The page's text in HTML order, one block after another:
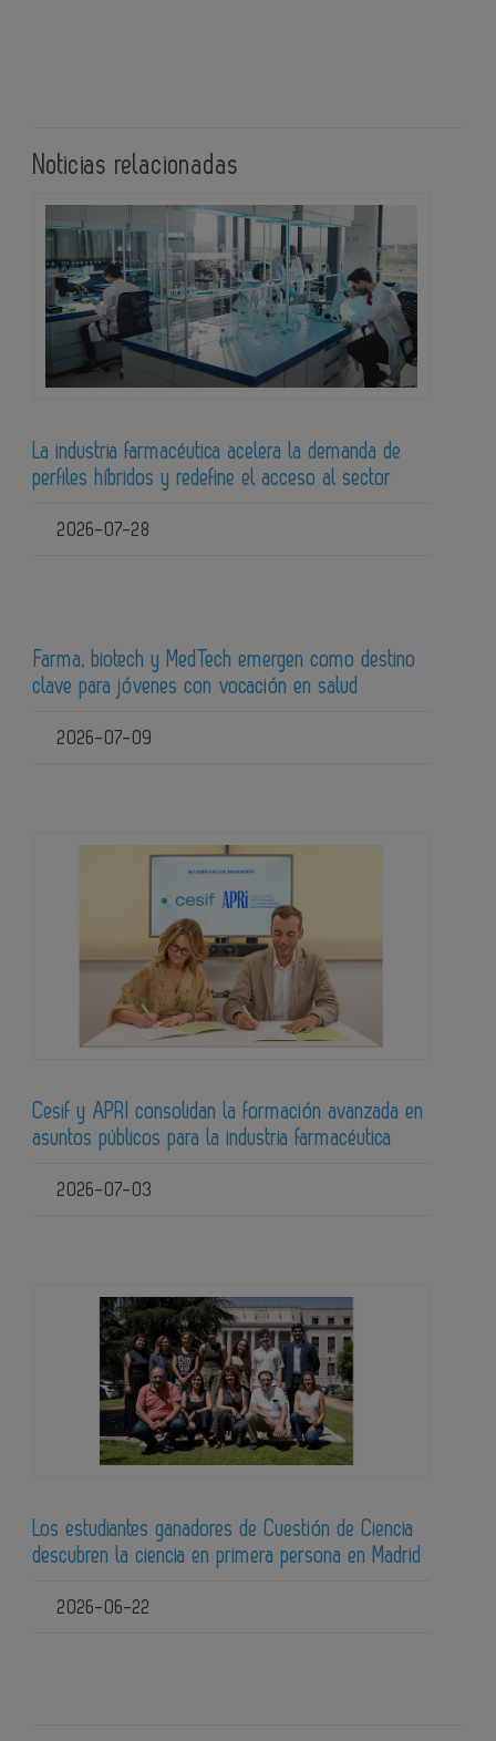
Noticias relacionadas
La industria farmacéutica acelera la demanda de
perfiles híbridos y redefine el acceso al sector
2026-07-28
Farma, biotech y MedTech emergen como destino
clave para jóvenes con vocación en salud
2026-07-09
Cesif y APRI consolidan la formación avanzada en
asuntos públicos para la industria farmacéutica
2026-07-03
Los estudiantes ganadores de Cuestión de Ciencia
descubren la ciencia en primera persona en Madrid
2026-06-22